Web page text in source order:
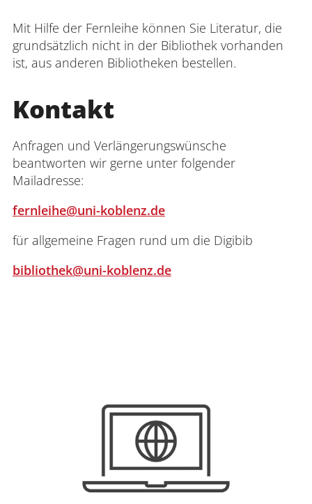
Mit Hilfe der Fernleihe können Sie Literatur, die
grundsätzlich nicht in der Bibliothek vorhanden
ist, aus anderen Bibliotheken bestellen.
Kontakt
Anfragen und Verlängerungswünsche
beantworten wir gerne unter folgender
Mailadresse:
fernleihe@uni-koblenz.de
für allgemeine Fragen rund um die Digibib
bibliothek@uni-koblenz.de